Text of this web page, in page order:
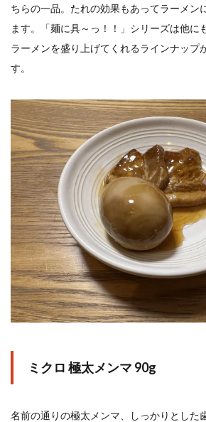
ちらの一品。たれの効果もあってラーメン
ます。「麺に具～っ！！」シリーズは他に
ラーメンを盛り上げてくれるラインナップ
す。
ミクロ 極太メンマ 90g
名前の通りの極太メンマ、しっかりとした